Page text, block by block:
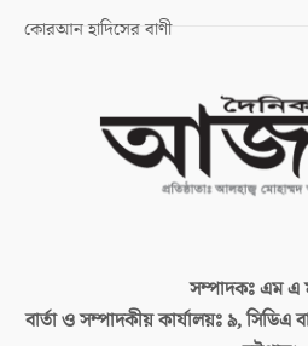
কোরআন হাদিসের বাণী
সম্পাদকঃএম এ
বার্তা ও সম্পাদকীয় কার্যালয়ঃ৯, সিডিএ